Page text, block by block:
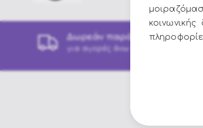
Δωρεάν παράδοση
για αγορές άνω των 49€